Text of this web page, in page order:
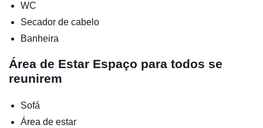
WC
Secador de cabelo
Banheira
Área de Estar Espaço para todos se
reunirem
Sofá
Área de estar